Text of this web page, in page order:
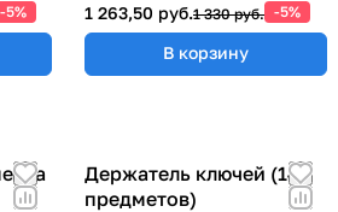
-5% 1 263,50 руб.1 330 руб. -5%
В корзину
Держатель ключей (14
предметов)